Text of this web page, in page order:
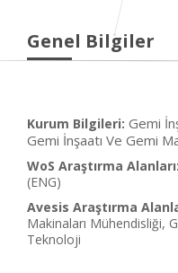
Genel Bilgiler
Kurum Bilgileri: Gemi
Gemi İnşaatı Ve Gemi
WoS Araştırma Alanları:
(ENG)
Avesis Araştırma
Makinaları Mühendisliği,
Teknoloji